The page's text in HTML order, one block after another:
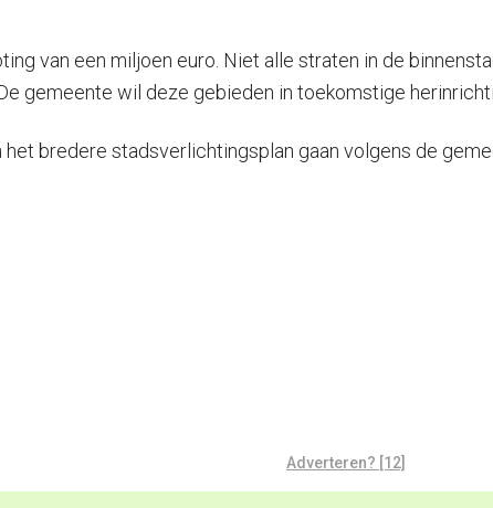
van een miljoen euro. Niet alle straten in de
gemeente wil deze gebieden in toekomstige
bredere stadsverlichtingsplan gaan volgens de
Adverteren? [12]